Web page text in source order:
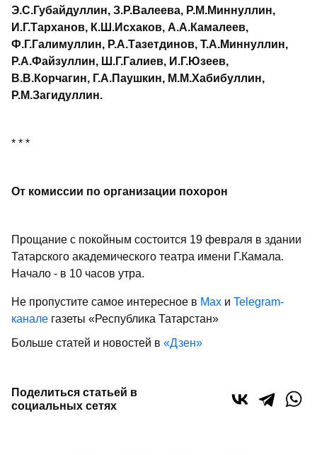
Э.С.Губайдуллин, З.Р.Валеева, Р.М.Миннуллин,
И.Г.Тарханов, К.Ш.Исхаков, А.А.Камалеев,
Ф.Г.Галимуллин, Р.А.Тазетдинов, Т.А.Миннуллин,
Р.А.Файзуллин, Ш.Г.Галиев, И.Г.Юзеев,
В.В.Корчагин, Г.А.Паушкин, М.М.Хабибуллин,
Р.М.Загидуллин.
* * *
От комиссии по организации похорон
Прощание с покойным состоится 19 февраля в здании
Татарского академического театра имени Г.Камала.
Начало - в 10 часов утра.
Не пропустите самое интересное в Max и Telegram-
канале газеты «Республика Татарстан»
Больше статей и новостей в «Дзен»
Поделиться статьей в
социальных сетях